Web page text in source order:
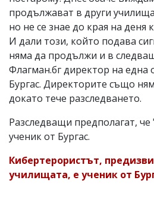
продължават в други
но не се знае до края на деня
И дали този, който подава
няма да продължи и в
Флагман.бг директор на една
Бургас. Директорите също
докато тече разследването.
Разследващи предполагат,
ученик от Бургас.
Кибертерористът,
училищата, е ученик от